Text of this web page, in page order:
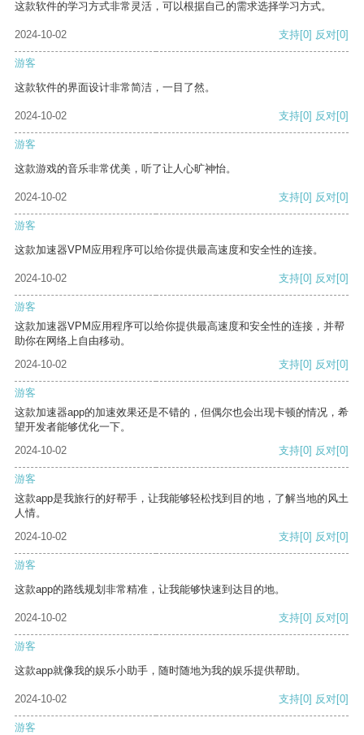
这款软件的学习方式非常灵活，可以根据自己的需求选择学习方式。
2024-10-02 支持[0] 反对[0]
游客
这款软件的界面设计非常简洁，一目了然。
2024-10-02 支持[0] 反对[0]
游客
这款游戏的音乐非常优美，听了让人心旷神怡。
2024-10-02 支持[0] 反对[0]
游客
这款加速器VPM应用程序可以给你提供最高速度和安全性的连接。
2024-10-02 支持[0] 反对[0]
游客
这款加速器VPM应用程序可以给你提供最高速度和安全性的连接，并帮
助你在网络上自由移动。
2024-10-02
支持[0] 反对[0]
游客
这款加速器app的加速效果还是不错的，但偶尔也会出现卡顿的情况，希
望开发者能够优化一下。
2024-10-02
支持[0] 反对[0]
游客
这款app是我旅行的好帮手，让我能够轻松找到目的地，了解当地的风土
人情。
2024-10-02
支持[0] 反对[0]
游客
这款app的路线规划非常精准，让我能够快速到达目的地。
2024-10-02 支持[0] 反对[0]
游客
这款app就像我的娱乐小助手，随时随地为我的娱乐提供帮助。
2024-10-02 支持[0] 反对[0]
游客